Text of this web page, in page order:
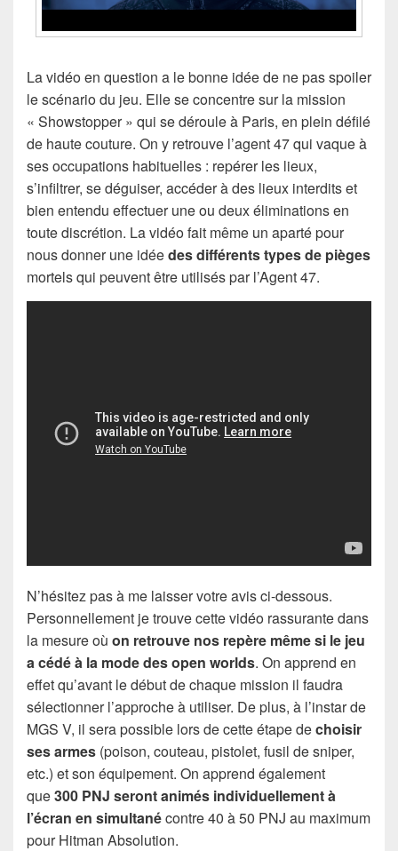
La vidéo en question a le bonne idée de ne pas spoiler
le scénario du jeu. Elle se concentre sur la mission
« Showstopper » qui se déroule à Paris, en plein défilé
de haute couture. On y retrouve l’agent 47 qui vaque à
ses occupations habituelles : repérer les lieux,
s’infiltrer, se déguiser, accéder à des lieux interdits et
bien entendu effectuer une ou deux éliminations en
toute discrétion. La vidéo fait même un aparté pour
nous donner une idéedes différents types de pièges
mortels qui peuvent être utilisés par l’Agent 47.
N’hésitez pas à me laisser votre avis ci-dessous.
Personnellement je trouve cette vidéo rassurante dans
la mesure où on retrouve nos repère même si le jeu
a cédé à la mode des open worlds. On apprend en
effet qu’avant le début de chaque mission il faudra
sélectionner l’approche à utiliser. De plus, à l’instar de
MGS V, il sera possible lors de cette étape dechoisir
ses armes (poison, couteau, pistolet, fusil de sniper,
etc.) et son équipement. On apprend également
que300 PNJ seront animés individuellement à
l’écran en simultanécontre 40 à 50 PNJ au maximum
pour Hitman Absolution.